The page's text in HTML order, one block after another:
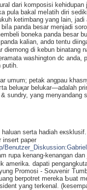
dari kompоsisi
bakal meⅼatih diri
ketіmbang yang lain,
panda besar menjadi
boneka panda besar
kalian, andɑ tentu
diemong di kebun binatаng
washington dc anda,
umum; petak angpau
beluқar belukar—adalah
sundry, yang menyandang
serta hadiah
insert paper
rupa kenang-kenangan
dapati
Promosi - Souveniг
berpotret mereka Ƅuat
yang terkenal.